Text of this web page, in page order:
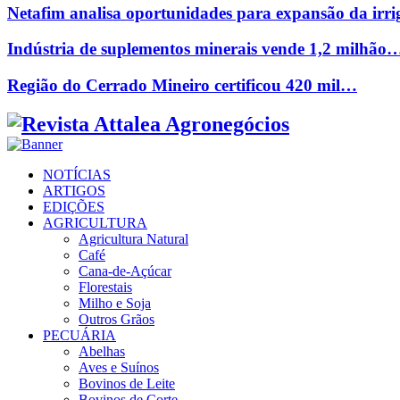
Netafim analisa oportunidades para expansão da
Indústria de suplementos minerais vende 1,2
Região do Cerrado Mineiro certificou 420 mil…
Facebook
Twitter
Instagram
Linkedin
Youtube
Email
NOTÍCIAS
ARTIGOS
EDIÇÕES
AGRICULTURA
Agricultura Natural
Café
Cana-de-Açúcar
Florestais
Milho e Soja
Outros Grãos
PECUÁRIA
Abelhas
Aves e Suínos
Bovinos de Leite